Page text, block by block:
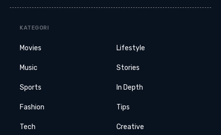
KATEGORI
Movies
Music
Sports
Fashion
Tech
Lifestyle
Stories
In Depth
Tips
Creative